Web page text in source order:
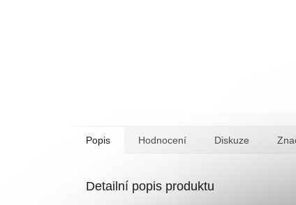
Popis Hodnocení Diskuze
Detailní popis produktu